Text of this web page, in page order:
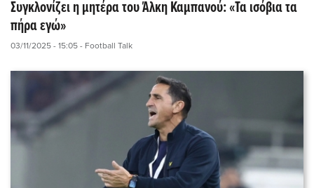
Συγκλονίζει η μητέρα του Άλκη Καμπανού: «Τα ισόβια τα
πήρα εγώ»
03/11/2025 - 15:05 - Football Talk